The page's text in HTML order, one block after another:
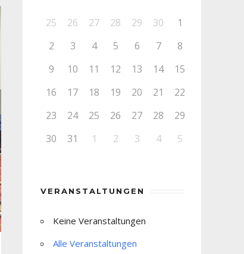
25 26 27 28 29 30
1
2
3 4 5 6 7
8
9
10 11 12 13 14
15
16
17 18 19 20 21
22
23
24 25 26 27 28
29
30
31 1 2 3 4 5
VERANSTALTUNGEN
Keine Veranstaltungen
Alle Veranstaltungen